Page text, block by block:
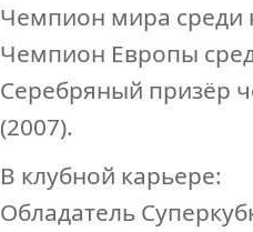
Чемпион мира среди
Чемпион Европы
Серебряный призёр
(2007).
В клубной карьере:
Обладатель